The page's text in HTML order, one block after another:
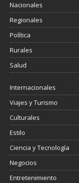
Nacionales
Regionales
Política
Rurales
Salud
Internacionales
Viajes y Turismo
Culturales
Estilo
Ciencia y Tecnología
Negocios
Entretenimiento